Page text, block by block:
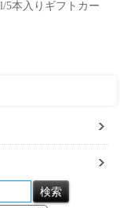
本入りギフトカー